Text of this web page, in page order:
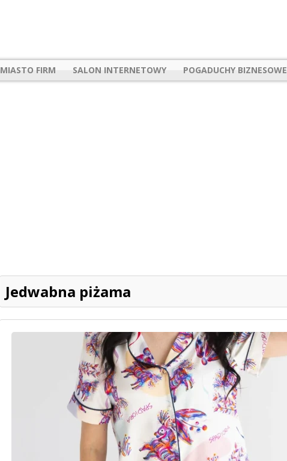
MIASTO FIRM SALON INTERNETOWY POGADUCHY BIZNESOWE
Jedwabna piżama